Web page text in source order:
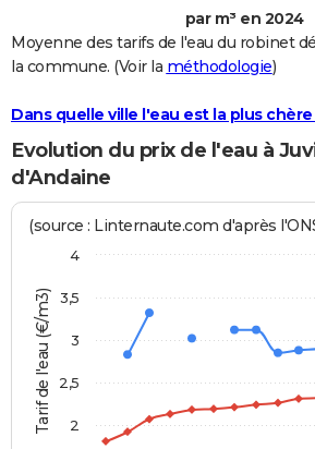
Bricolage
Lifestyle
Culture
Sport
Auto
Television
Voyage
Cinema
par m³ en 2024
Moyenne des tarifs de l'eau du robinet
la commune. (Voir la méthodologie)
Dans quelle ville l'eau est la plus chère
Evolution du prix de l'eau à
d'Andaine
Tarif de l'eau (€/m3)
(source : Linternaute.com d'après
2
2,5
3
3,5
4